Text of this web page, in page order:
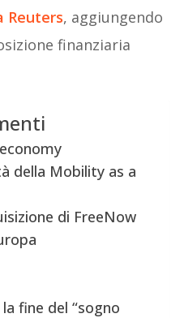
Reuters, aggiungendo
finanziaria
della Mobility as a
di FreeNow
fine del “sogno